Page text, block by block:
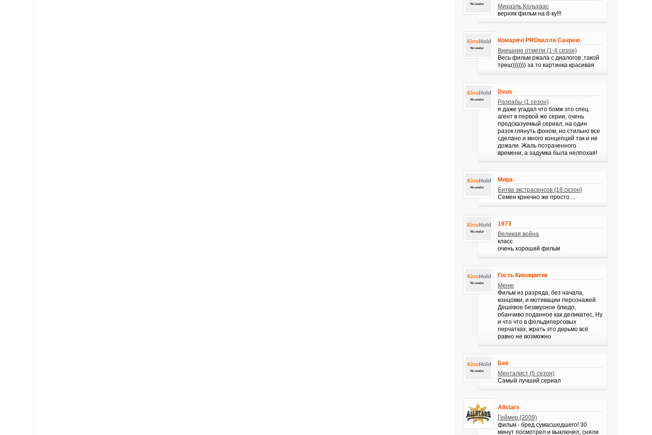
Михаэль Кольхаас
верняк фильм на 8-ку!!!
Комарячі PROвалля Санрею
Внешние отмели (1-4 сезон)
Весь фильм ржала с диалогов ,такой
треш))))))) за то картинка красивая
Deus
Разрабы (1 сезон)
я даже угадал что бомж это спец
агент в первой же серии, очень
предсказуемый сериал, на один
разок глянуть фоном, но стильно все
сделано и много концепций так и не
дожали. Жаль потраченного
времени, а задумка была нелпохая!
Мира
Битва экстрасенсов (18 сезон)
Семен крнечно же просто ...
1973
Великая война
класс
очень хороший фильм
Гость Кинокритик
Меню
Фильм из разряда, без начала,
концовки, и мотивации персонажей.
Дешёвое безвкусное блюдо,
обанчиво поданное как деликатес, Ну
и что что в фельдиперсовых
перчатках, жрать это дерьмо всё
равно не возможно
Бек
Менталист (5 сезон)
Самый лучший сериал
Allstars
Геймер (2009)
фильм - бред сумасшедшего! 30
минут посмотрел и выключил, сняли